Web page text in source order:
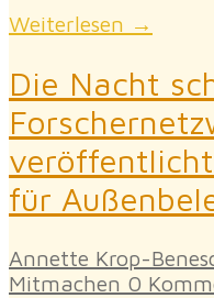
Weiterlesen →
Die Nacht
für
Annette Krop-
Mitmachen 0